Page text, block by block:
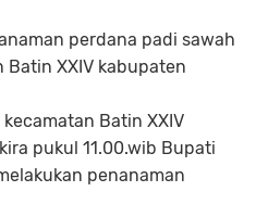
perdana padi sawah
XXIV kabupaten
Batin XXIV
pukul 11.00.wib Bupati
penanaman